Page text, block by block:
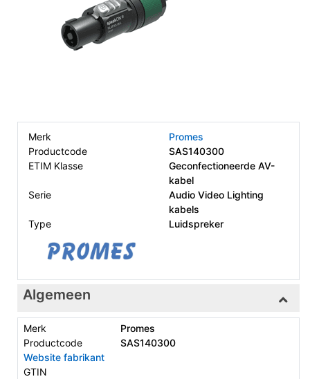
Merk
Promes
Productcode
SAS140300
ETIM Klasse
Geconfectioneerde AV-
kabel
Serie
Audio Video Lighting
kabels
Type
Luidspreker
Algemeen
Merk
Promes
Productcode
SAS140300
Website fabrikant
GTIN